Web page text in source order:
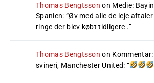
Thomas Bengtsson on Medie:
Spanien: “Øv med alle de leje
ringe der blev købt tidligere .”
Thomas Bengtsson on
svineri, Manchester United: “